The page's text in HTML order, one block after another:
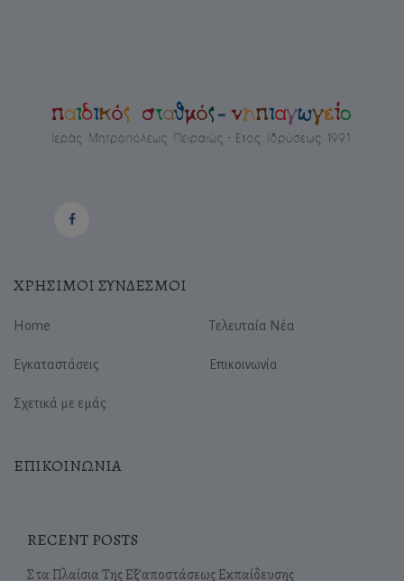
ΧΡΗΣΙΜΟΙ ΣΥΝΔΕΣΜΟΙ
Home
Εγκαταστάσεις
Σχετικά με εμάς
Τελευταία Νέα
Επικοινωνία
ΕΠΙΚΟΙΝΩΝΙΑ
RECENT POSTS
Στα Πλαίσια Της Εξ’αποστάσεως Εκπαίδευσης